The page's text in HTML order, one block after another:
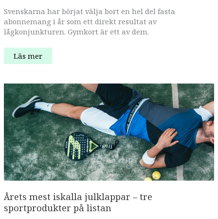
Svenskarna har börjat välja bort en hel del fasta
abonnemang i år som ett direkt resultat av
lågkonjunkturen. Gymkort är ett av dem.
Nu
ryker
Läs mer
Årets mest iskalla julklappar – tre
sportprodukter på listan